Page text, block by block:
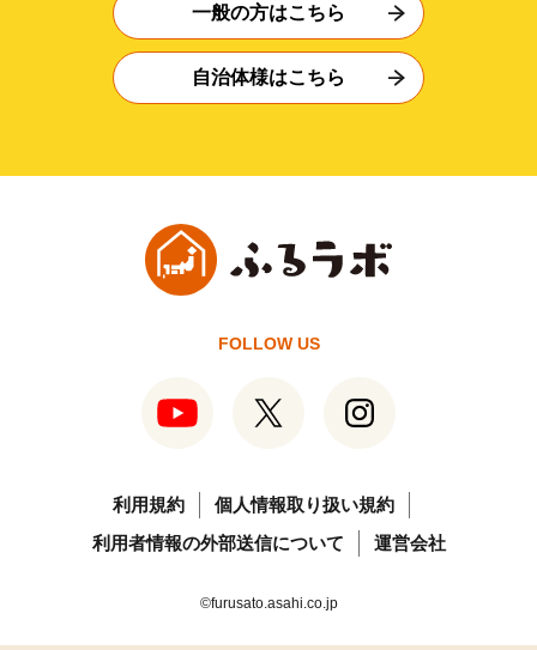
一般の方はこちら
自治体様はこちら
FOLLOW US
利用規約
個人情報取り扱い規約
利用者情報の外部送信について
運営会社
©furusato.asahi.co.jp